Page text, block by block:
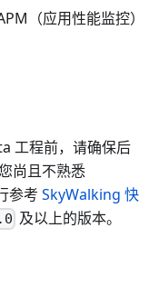
（应用性能监控）
工程前，请确保后
尚且不熟悉
参考 SkyWalking 快
及以上的版本。